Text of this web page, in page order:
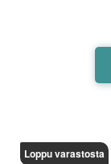
Loppu varastosta